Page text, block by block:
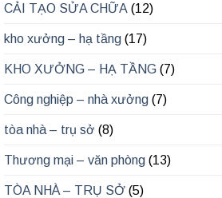
CẢI TẠO SỬA CHỮA (12)
kho xưởng – hạ tầng (17)
KHO XƯỞNG – HẠ TẦNG (7)
Công nghiệp – nhà xưởng (7)
tòa nhà – trụ sở (8)
Thương mại – văn phòng (13)
TÒA NHÀ – TRỤ SỞ (5)